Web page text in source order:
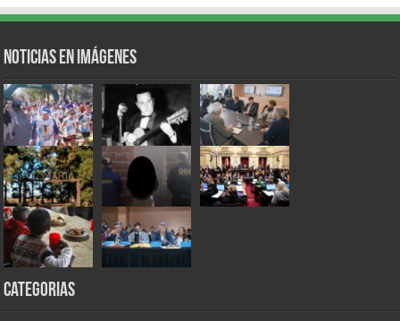
Noticias en Imágenes
Categorias